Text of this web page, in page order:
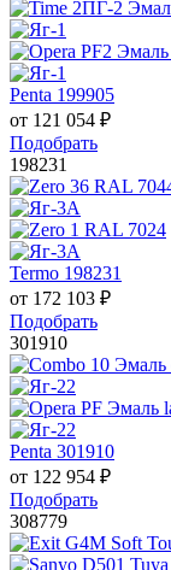
Penta 199905
от 121 054 ₽
Подобрать
198231
Termo 198231
от 172 103 ₽
Подобрать
301910
Penta 301910
от 122 954 ₽
Подобрать
308779